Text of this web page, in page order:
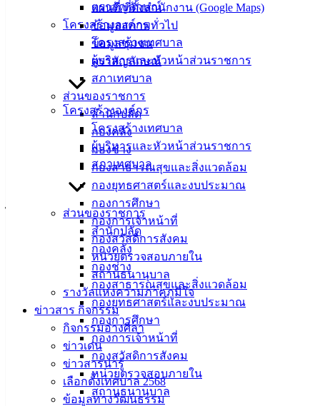
ตราสัญลักษณ์
โครงสร้างองค์กร
โครงสร้างเทศบาล
ผู้บริหารและหัวหน้าส่วนราชการ
สภาเทศบาล
ส่วนของราชการ
สำนักปลัด
กองคลัง
กองช่าง
กองสาธารณสุขและสิ่งแวดล้อม
กองยุทธศาสตร์และงบประมาณ
กองการศึกษา
กองการเจ้าหน้าที่
กองสวัสดิการสังคม
หน่วยตรวจสอบภายใน
สถานธนานุบาล
รางวัลแห่งความภาคภูมิใจ
ข่าวสาร กิจกรรม
กิจกรรมอ่างศิลา
ข่าวเด่น
ข่าวสารน่ารู้
เลือกตั้งเทศบาล 2568
ข้อมูลทางวัฒนธรรม
แผนที่/ที่ตั้งสำนักงาน (Google Maps)
ข้อมูลสภาพทั่วไป
ข้อมูลชุมชน
ตราสัญลักษณ์
โครงสร้างองค์กร
โครงสร้างเทศบาล
ผู้บริหารและหัวหน้าส่วนราชการ
สภาเทศบาล
ส่วนของราชการ
สำนักปลัด
กองคลัง
กองช่าง
กองสาธารณสุขและสิ่งแวดล้อม
กองยุทธศาสตร์และงบประมาณ
กองการศึกษา
กองการเจ้าหน้าที่
กองสวัสดิการสังคม
หน่วยตรวจสอบภายใน
สถานธนานุบาล
การไฟฟ้าส่วนภูมิภาคสาขาบางแสน แจ้งเตือนประชาชนให้
ระวังมิจฉาชีพแอบอ้างเป็นพนักงานของการไฟฟ้าส่วนภูมิภาค
ซึ่งจะโทรศัพท์ติดต่อให้ประชาชนลงทะเบียนเพื่อขอรับเงิน
ประกันการใช้ไฟฟ้าคืนหรือเปลี่ยนมิเตอร์เป็นระบบดิจิทัล
การไฟฟ้าส่วนภูมิภาคสาขาบางแสน จึงขอแจ้งให้ประชาชน
ทราบว่า กรณีการรับเงินประกันการใช้ไฟฟ้าคืน ผู้ใช้ไฟฟ้าต้อง
ดำเนินการยื่นเรื่องที่สำนักงานของการไฟฟ้าฯ หรือยื่นเรื่องผ่าน
ทางแอปพลิเคชัน พีอีเอ สมาร์ท พลัส เท่านั้น (PEA Smart Plus)
ส่วนการเปลี่ยนมิเตอร์เป็นระบบดิจิทัล ทางเจ้าหน้าที่การไฟฟ้าฯ
จะประสานงานกับผู้ใช้ไฟฟ้า ณ สถานที่ใช้ไฟฟ้า และหากผู้ใช้
ไฟฟ้าจะต้องเสียค่ามิเตอร์ชำรุด เจ้าหน้าที่จะแจ้งผู้ใช้ไฟฟ้า ให้
ชำระเงินค่ามิเตอร์ชำรุดที่สำนักงานการไฟฟ้าฯ หรือทาง
แอปพลิเคชัน พีอีเอ สมาร์ท พลัส เท่านั้น
การไฟฟ้าส่วนภูมิภาค จึงขอย้ำเตือนประชาชนว่าการไฟฟ้าส่วน
ไม่มีนโยบายให้พนักงานโทรศัพท์ติดต่อให้ประชาชนลง
ทะเบียนอย่างเด็ดขาด